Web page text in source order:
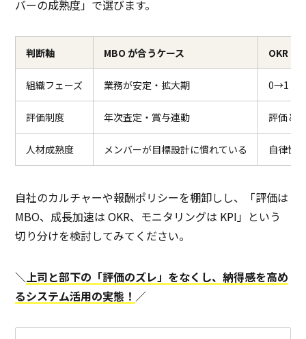
バーの成熟度」で選びます。
判断軸 MBO が合うケース OKR が
組織フェーズ 業務が安定・拡大期 0→1 や
評価制度 年次査定・賞与連動 評価と
人材成熟度 メンバーが目標設計に慣れている 自律性
自社のカルチャーや報酬ポリシーを棚卸しし、「評価は
MBO、成長加速は OKR、モニタリングは KPI」という
切り分けを検討してみてください。
＼上司と部下の「評価のズレ」をなくし、納得感を高め
るシステム活用の実態！ ／